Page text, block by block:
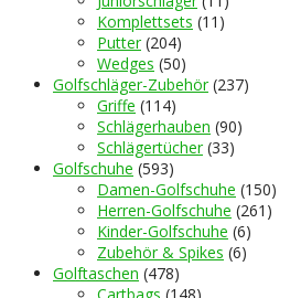
Komplettsets (11)
Putter (204)
Wedges (50)
Golfschläger-Zubehör (237)
Griffe (114)
Schlägerhauben (90)
Schlägertücher (33)
Golfschuhe (593)
Damen-Golfschuhe (150)
Herren-Golfschuhe (261)
Kinder-Golfschuhe (6)
Zubehör & Spikes (6)
Golftaschen (478)